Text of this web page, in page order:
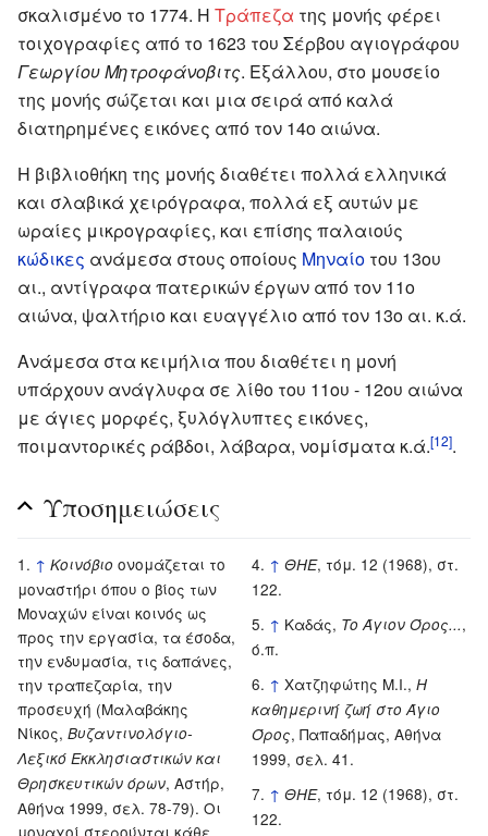
σκαλισμένο το 1774. Η Τράπεζα της μονής φέρει
τοιχογραφίες από το 1623 του Σέρβου αγιογράφου
Γεωργίου Μητροφάνοβιτς. Εξάλλου, στο μουσείο
της μονής σώζεται και μια σειρά από καλά
διατηρημένες εικόνες από τον 14ο αιώνα.
Η βιβλιοθήκη της μονής διαθέτει πολλά ελληνικά
και σλαβικά χειρόγραφα, πολλά εξ αυτών με
ωραίες μικρογραφίες, και επίσης παλαιούς
κώδικες ανάμεσα στους οποίους Μηναίο του 13ου
αι., αντίγραφα πατερικών έργων από τον 11ο
αιώνα, ψαλτήριο και ευαγγέλιο από τον 13ο αι. κ.ά.
Ανάμεσα στα κειμήλια που διαθέτει η μονή
υπάρχουν ανάγλυφα σε λίθο του 11ου - 12ου αιώνα
με άγιες μορφές, ξυλόγλυπτες εικόνες,
ποιμαντορικές ράβδοι, λάβαρα, νομίσματα κ.ά.[12].
Υποσημειώσεις
↑ Κοινόβιο ονομάζεται το
μοναστήρι όπου ο βίος των
Μοναχών είναι κοινός ως
προς την εργασία, τα έσοδα,
την ενδυμασία, τις δαπάνες,
την τραπεζαρία, την
προσευχή (Μαλαβάκης
Νίκος, Βυζαντινολόγιο-
Λεξικό Εκκλησιαστικών και
Θρησκευτικών όρων, Αστήρ,
Αθήνα 1999, σελ. 78-79). Οι
μοναχοί στερούνται κάθε
↑ ΘΗΕ, τόμ. 12 (1968), στ.
122.
↑ Καδάς, Το Άγιον Όρος...,
ό.π.
↑ Χατζηφώτης Μ.Ι.,Η
καθημερινή ζωή στο Άγιο
Όρος, Παπαδήμας, Αθήνα
1999, σελ. 41.
↑ ΘΗΕ, τόμ. 12 (1968), στ.
122.